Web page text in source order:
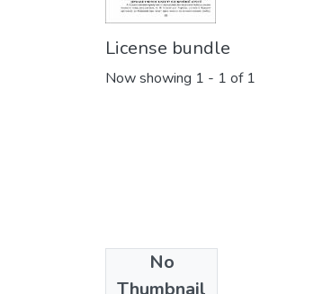
License bundle
Now showing 1 - 1 of 1
No
Thumbnail
Collections